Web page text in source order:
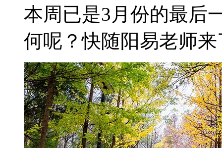
本周已是3月份的最后
何呢？快随阳易老师